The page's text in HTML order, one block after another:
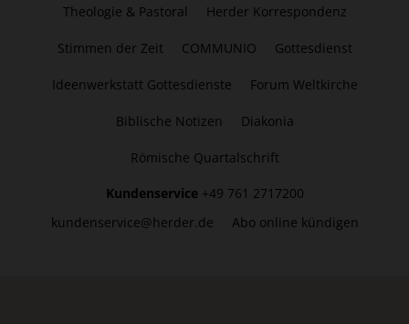
Theologie & Pastoral Herder Korrespondenz
Stimmen der Zeit COMMUNIO Gottesdienst
Ideenwerkstatt Gottesdienste Forum Weltkirche
Biblische Notizen Diakonia
Römische Quartalschrift
Kundenservice +49 761 2717200
kundenservice@herder.de
Abo online kündigen